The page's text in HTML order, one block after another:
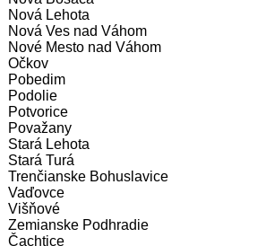
Nová Lehota
Nová Ves nad Váhom
Nové Mesto nad Váhom
Očkov
Pobedim
Podolie
Potvorice
Považany
Stará Lehota
Stará Turá
Trenčianske Bohuslavice
Vaďovce
Višňové
Zemianske Podhradie
Čachtice